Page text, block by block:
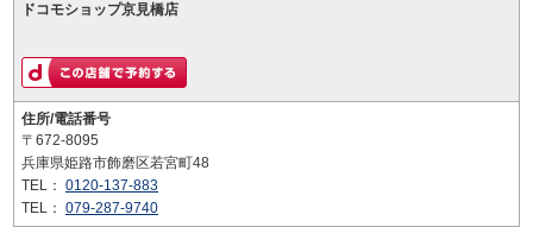
ドコモショップ京見橋店
住所/電話番号
〒672-8095
兵庫県姫路市飾磨区若宮町48
TEL： 0120-137-883
TEL： 079-287-9740